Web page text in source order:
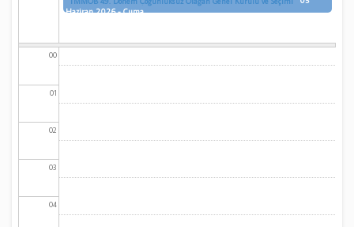
Haziran 2026 - Cuma
00
01
02
03
04